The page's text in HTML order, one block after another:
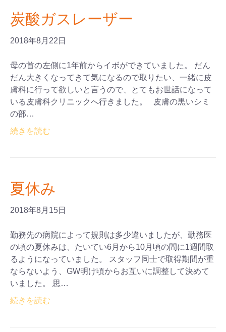
炭酸ガスレーザー
2018年8月22日
母の首の左側に1年前からイボができていました。 だん
だん大きくなってきて気になるので取りたい、一緒に皮
膚科に行って欲しいと言うので、とてもお世話になって
いる皮膚科クリニックへ行きました。 皮膚の黒いシミ
の部…
続きを読む
夏休み
2018年8月15日
勤務先の病院によって規則は多少違いましたが、勤務医
の頃の夏休みは、たいてい6月から10月頃の間に1週間取
るようになっていました。 スタッフ同士で取得期間が重
ならないよう、GW明け頃からお互いに調整して決めて
いました。 思…
続きを読む